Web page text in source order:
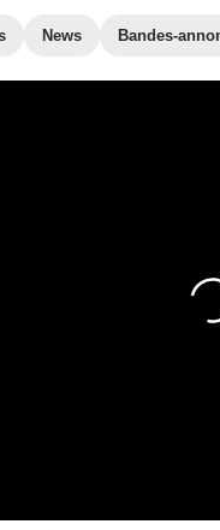
News Bandes-